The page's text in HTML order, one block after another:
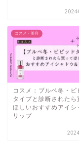
2024
コスメ・美容
コスメ：ブルベ冬・ビ
タイプと診断されたら
ほしいおすすめアイシ
リップ